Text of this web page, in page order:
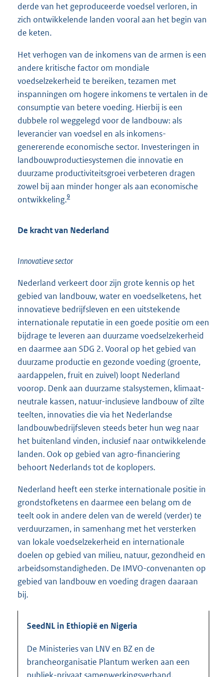
derde van het geproduceerde voedsel verloren, in
zich ontwikkelende landen vooral aan het begin van
de keten.
Het verhogen van de inkomens van de armen is een
andere kritische factor om mondiale
voedselzekerheid te bereiken, tezamen met
inspanningen om hogere inkomens te vertalen in de
consumptie van betere voeding. Hierbij is een
dubbele rol weggelegd voor de landbouw: als
leverancier van voedsel en als inkomens-
genererende economische sector. Investeringen in
landbouwproductiesystemen die innovatie en
duurzame productiviteitsgroei verbeteren dragen
zowel bij aan minder honger als aan economische
ontwikkeling.9
De kracht van Nederland
Innovatieve sector
Nederland verkeert door zijn grote kennis op het
gebied van landbouw, water en voedselketens, het
innovatieve bedrijfsleven en een uitstekende
internationale reputatie in een goede positie om een
bijdrage te leveren aan duurzame voedselzekerheid
en daarmee aan SDG 2. Vooral op het gebied van
duurzame productie en gezonde voeding (groente,
aardappelen, fruit en zuivel) loopt Nederland
voorop. Denk aan duurzame stalsystemen, klimaat-
neutrale kassen, natuur-inclusieve landbouw of zilte
teelten, innovaties die via het Nederlandse
landbouwbedrijfsleven steeds beter hun weg naar
het buitenland vinden, inclusief naar ontwikkelende
landen. Ook op gebied van agro-financiering
behoort Nederlands tot de koplopers.
Nederland heeft een sterke internationale positie in
grondstofketens en daarmee een belang om de
teelt ook in andere delen van de wereld (verder) te
verduurzamen, in samenhang met het versterken
van lokale voedselzekerheid en internationale
doelen op gebied van milieu, natuur, gezondheid en
arbeidsomstandigheden. De IMVO-convenanten op
gebied van landbouw en voeding dragen daaraan
bij.
SeedNL in Ethiopië en Nigeria
De Ministeries van LNV en BZ en de
brancheorganisatie Plantum werken aan een